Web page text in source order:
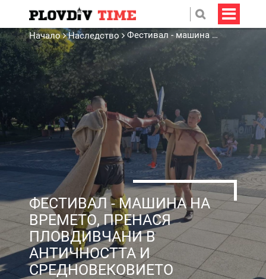
Начало Наследство Фестивал - машина на времето, пренася пловдивчани в Античността и Средновековието
ФЕСТИВАЛ - МАШИНА НА
ВРЕМЕТО, ПРЕНАСЯ
ПЛОВДИВЧАНИ В
АНТИЧНОСТТА И
СРЕДНОВЕКОВИЕТО